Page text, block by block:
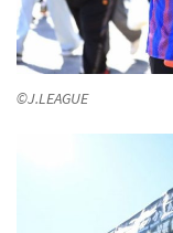
©J.LEAGUE